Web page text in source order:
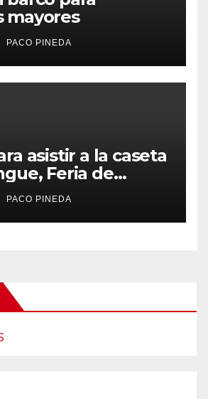
mayores
PACO PINEDA
asistir a la caseta
Feria de
PACO PINEDA